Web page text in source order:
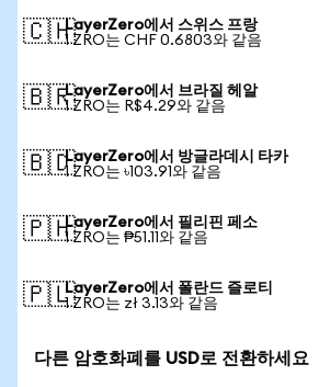
🇨🇭LayerZero에서 스위스 프랑
1 ZRO는 CHF 0.6803와 같음
🇧🇷LayerZero에서 브라질 헤알
1 ZRO는 R$4.29와 같음
🇧🇩LayerZero에서 방글라데시 타카
1 ZRO는 ৳103.91와 같음
🇵🇭LayerZero에서 필리핀 페소
1 ZRO는 ₱51.11와 같음
🇵🇱LayerZero에서 폴란드 즐로티
1 ZRO는 zł 3.13와 같음
다른 암호화폐를 USD로 전환하세요